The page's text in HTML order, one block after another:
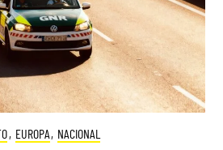
, EUROPA, NACIONAL